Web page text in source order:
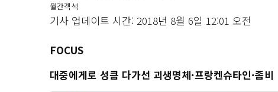
월간객석
기사 업데이트 시간: 2018년 8월 6일 12:01 오전
FOCUS
대중에게로 성큼 다가선 괴생명체·프랑켄슈타인·좀비